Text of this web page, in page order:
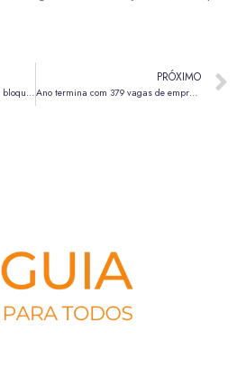
Esplanada dos Ministérios terá bloqueios, revista e reforço policial no Réveillon
PRÓXIMO
Ano termina com 379 vagas de emprego nas agências do trabalhador do DF